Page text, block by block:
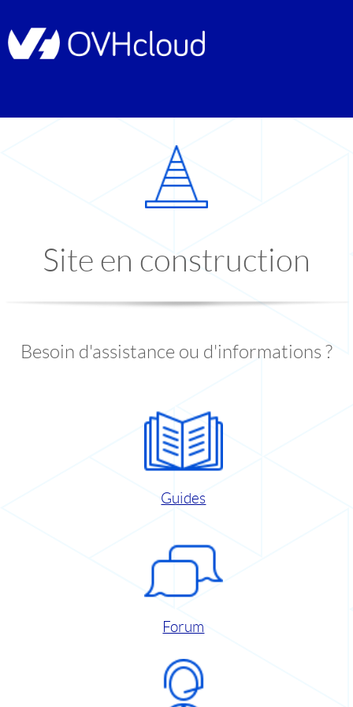
Site en construction
Besoin d'assistance ou d'informations ?
Guides
Forum